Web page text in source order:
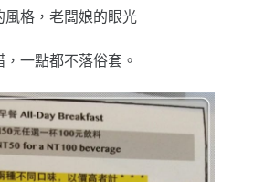
風格，老闆娘的眼光
，一點都不落俗套。